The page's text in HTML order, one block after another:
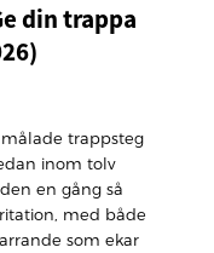
din trappa
trappsteg
inom tolv
en gång så
med både
som ekar